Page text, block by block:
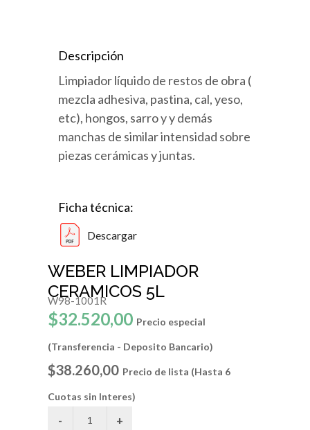
Descripción
Limpiador líquido de restos de obra (
mezcla adhesiva, pastina, cal, yeso,
etc), hongos, sarro y y demás
manchas de similar intensidad sobre
piezas cerámicas y juntas.
Ficha técnica:
Descargar
WEBER LIMPIADOR
CERAMICOS 5L
W98-1001R
$32.520,00 Precio especial
(Transferencia - Deposito Bancario)
$38.260,00 Precio de lista (Hasta 6
Cuotas sin Interes)